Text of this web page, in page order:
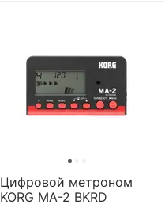
Цифровой метроном
KORG MA-2 BKRD